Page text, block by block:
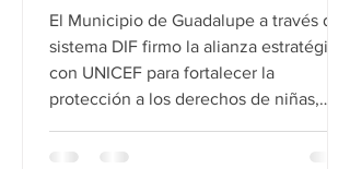
El Municipio de Guadalupe a través del
sistema DIF firmo la alianza estratégica
con UNICEF para fortalecer la
protección a los derechos de niñas,
eje Guadalupe Solidario. Este acuerdo